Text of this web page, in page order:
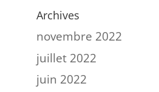
Archives
novembre 2022
juillet 2022
juin 2022